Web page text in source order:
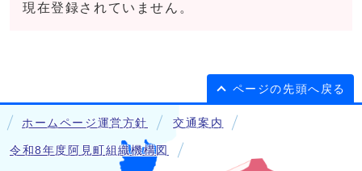
現在登録されていません。
ページの先頭へ戻る
ホームページ運営方針 交通案内
令和8年度阿見町組織機構図